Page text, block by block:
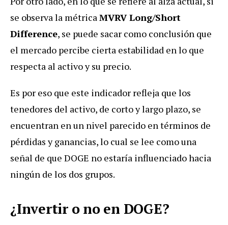
se observa la métricaMVRV Long/Short
Difference, se puede sacar como conclusión que
el mercado percibe cierta estabilidad en lo que
respecta al activo y su precio.
Es por eso que este indicador refleja que los
tenedores del activo, de corto y largo plazo, se
encuentran en un nivel parecido en términos de
pérdidas y ganancias, lo cual se lee como una
señal de que DOGE no estaría influenciado hacia
ningún de los dos grupos.
¿Invertir o no en DOGE?